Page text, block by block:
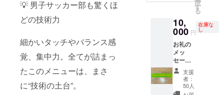
💡 男子サッカー部も驚くほ
どの技術力
細かいタッチやバランス感
覚、集中力。全てが詰まっ
たこのメニューは、まさ
に“技術の土台”。
ニ
フォー
ムを提
供しま
す。 ・
サイズ
展開：
S, M,
L,O ・
ム関係
※一般支
援者の
方は、
備考欄
に「一
般支援
者」と
ご記入
くださ
い。
ア、
アユー
スチー
ム ・詳
細：日
時、場
所は打
ち合わ
せに
よって
決めさ
択
す
る
10,
000 円
在庫な
し
お礼の
メッ
セージ
と、帝
京長岡
オリジ
ナルタ
支援
者：
50人